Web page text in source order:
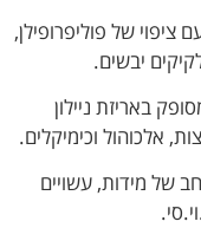
ציפוי של פוליפרופילן,
יבשים.
באריזת ניילון
אלכוהול וכימיקלים.
של מידות, עשויים